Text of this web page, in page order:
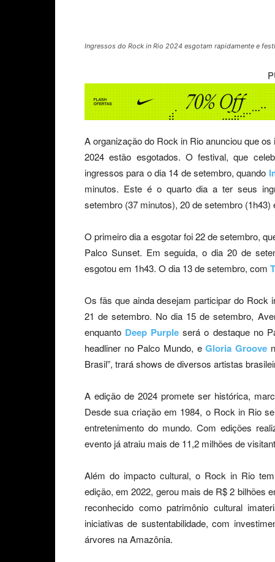
Ingressos do Rock in Rio 2024 esgotam rapidamente e
A organização do Rock in Rio anunciou que
2024 estão esgotados. O festival, que
ingressos para o dia 14 de setembro, quando
minutos. Este é o quarto dia a ter seus
setembro (37 minutos), 20 de setembro (1h43)
O primeiro dia a esgotar foi 22 de setembro,
Palco Sunset. Em seguida, o dia 20 de
esgotou em 1h43. O dia 13 de setembro, com
Os fãs que ainda desejam participar do Rock
21 de setembro. No dia 15 de setembro,
enquanto Deep Purple será o destaque no
headliner no Palco Mundo, eGloria Groove
Brasil”, trará shows de diversos artistas
A edição de 2024 promete ser histórica,
Desde sua criação em 1984, o Rock in Rio
entretenimento do mundo. Com edições
evento já atraiu mais de 11,2 milhões de
Além do impacto cultural, o Rock in Rio
edição, em 2022, gerou mais de R$ 2 bilhões
reconhecido como patrimônio cultural
iniciativas de sustentabilidade, com
árvores na Amazônia.